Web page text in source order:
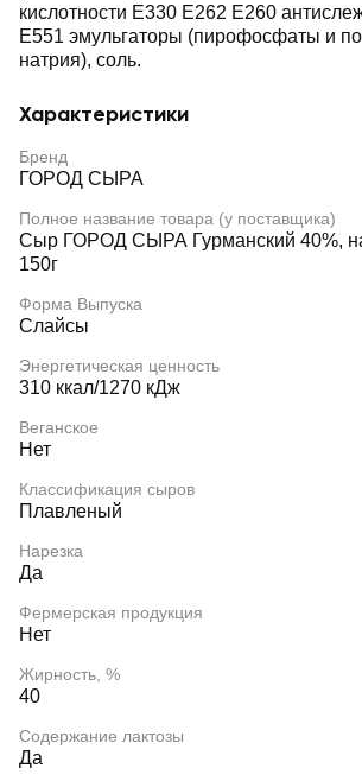
кислотности Е330 Е262 Е260
Е551 эмульгаторы (пирофосфаты и
натрия), соль.
Характеристики
Бренд
ГОРОД СЫРА
Полное название товара (у поставщика)
Сыр ГОРОД СЫРА Гурманский 40%,
150г
Форма Выпуска
Слайсы
Энергетическая ценность
310 ккал/1270 кДж
Веганское
Нет
Классификация сыров
Плавленый
Нарезка
Да
Фермерская продукция
Нет
Жирность, %
40
Содержание лактозы
Да